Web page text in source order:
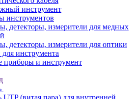
инструмент
инструментов
детекторы, измерители для медных
детекторы, измерители для оптики
инструмента
приборы и инструмент
UTP (витая пара) для внутренней